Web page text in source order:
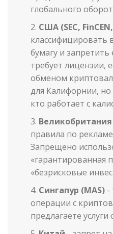
глобального
США (SEC,
классифицировать
бумагу и запретить
требует лицензии,
обменом
для Калифорнии,
кто работает с
Великобритания
правила по
Запрещено
«гарантированная
«безрисковые
Сингапур (MAS) -
операции с
предлагаете